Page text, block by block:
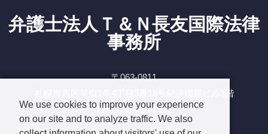
弁護士法人Ｔ＆Ｎ長友国際法律
事務所
〒063-0811
札幌市西区琴似1条4丁目3番18号紀伊國屋ビル3階
TEL : 011-614-2131
Facebook
We use cookies to improve your experience
on our site and to analyze traffic. We also